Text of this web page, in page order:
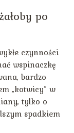
po
czynności
wspinaczkę
bardzo
„kotwicy” w
tylko o
spadkiem